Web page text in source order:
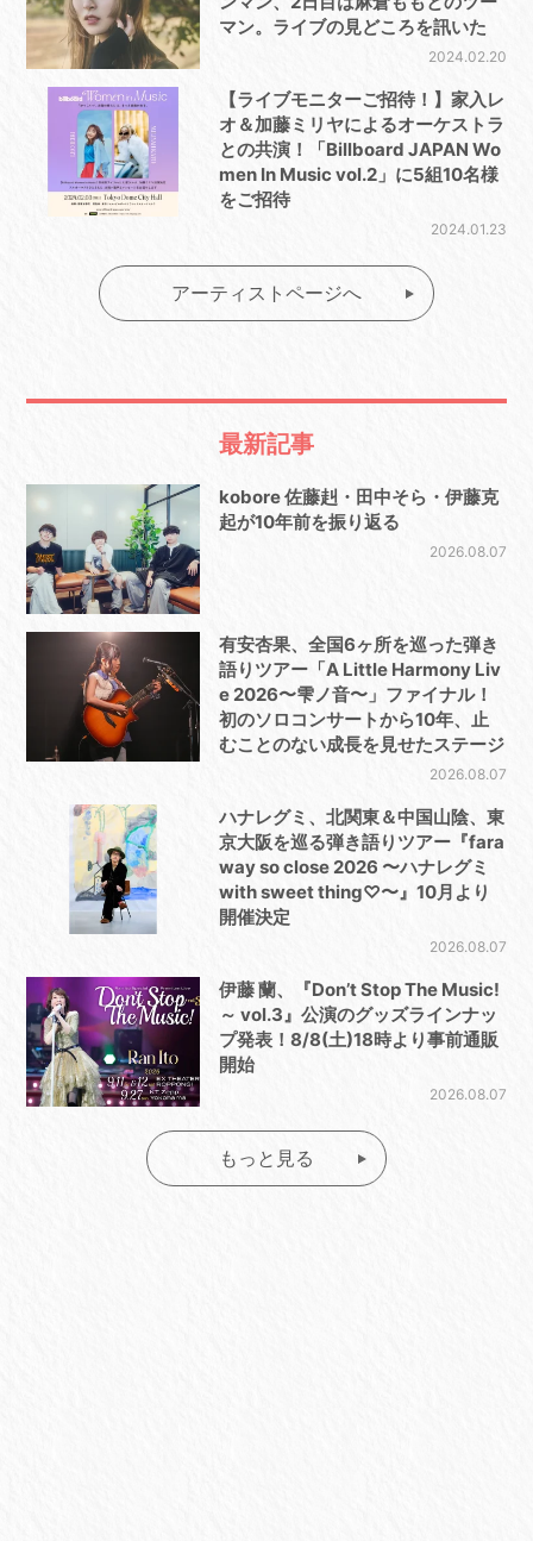
マン。ライブの見どころを訊いた
2024.02.20
【ライブモニターご招待！】家入レ
オ＆加藤ミリヤによるオーケストラ
との共演！「Billboard JAPAN Wo
men In Music vol.2」に5組10名様
をご招待
2024.01.23
アーティストページへ
最新記事
kobore 佐藤赳・田中そら・伊藤克
起が10年前を振り返る
2026.08.07
有安杏果、全国6ヶ所を巡った弾き
語りツアー「A Little Harmony Liv
e 2026〜雫ノ音〜」ファイナル！
初のソロコンサートから10年、止
むことのない成長を見せたステージ
2026.08.07
ハナレグミ、北関東＆中国山陰、東
京大阪を巡る弾き語りツアー『fara
way so close 2026 〜ハナレグミ
with sweet thing♡〜』10月より
開催決定
2026.08.07
伊藤 蘭、『Don’t Stop The Music!
～ vol.3』公演のグッズラインナッ
プ発表！8/8(土)18時より事前通販
開始
2026.08.07
もっと見る